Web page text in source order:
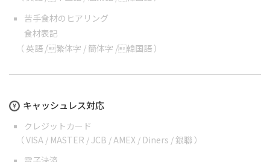
苦手食材のヒアリング
食材表記
（ 英語 /繁体字 / 簡体字 /韓国語 ）
キャッシュレス対応
クレジットカード
（ VISA / MASTER / JCB / AMEX / Diners / 銀聯 ）